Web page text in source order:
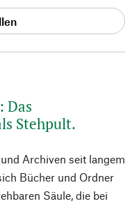
Das
Stehpult.
Archiven seit langem
Bücher und Ordner
Säule, die bei